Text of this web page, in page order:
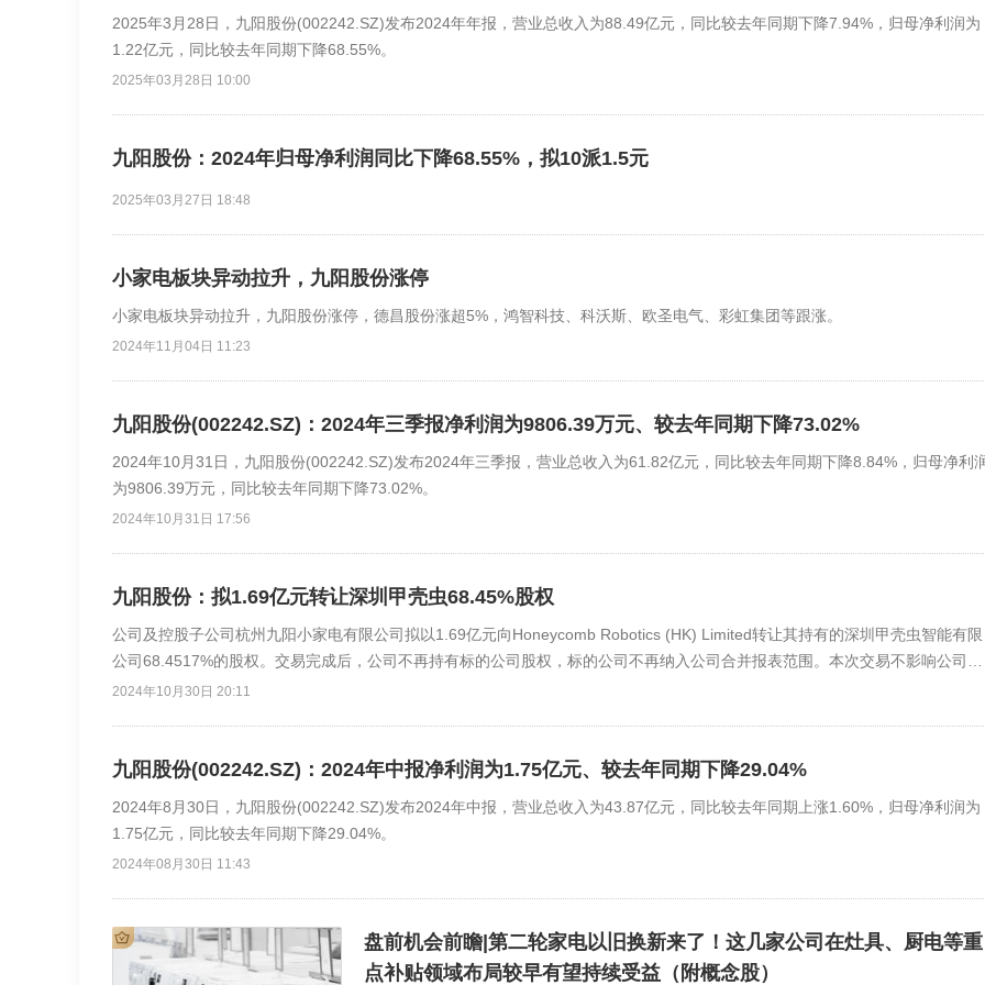
2025年3月28日，九阳股份(002242.SZ)发布2024年年报，营业总收入为88.49亿元，同比较去年同期下降7.94%，归母净利润为
1.22亿元，同比较去年同期下降68.55%。
2025年03月28日 10:00
九阳股份：2024年归母净利润同比下降68.55%，拟10派1.5元
2025年03月27日 18:48
小家电板块异动拉升，九阳股份涨停
小家电板块异动拉升，九阳股份涨停，德昌股份涨超5%，鸿智科技、科沃斯、欧圣电气、彩虹集团等跟涨。
2024年11月04日 11:23
九阳股份(002242.SZ)：2024年三季报净利润为9806.39万元、较去年同期下降73.02%
2024年10月31日，九阳股份(002242.SZ)发布2024年三季报，营业总收入为61.82亿元，同比较去年同期下降8.84%，归母净利
为9806.39万元，同比较去年同期下降73.02%。
2024年10月31日 17:56
九阳股份：拟1.69亿元转让深圳甲壳虫68.45%股权
公司及控股子公司杭州九阳小家电有限公司拟以1.69亿元向Honeycomb Robotics (HK) Limited转让其持有的深圳甲壳虫智能有限
公司68.4517%的股权。交易完成后，公司不再持有标的公司股权，标的公司不再纳入公司合并报表范围。本次交易不影响公司在
清洁小家电领域的继续拓展与布局。
2024年10月30日 20:11
九阳股份(002242.SZ)：2024年中报净利润为1.75亿元、较去年同期下降29.04%
2024年8月30日，九阳股份(002242.SZ)发布2024年中报，营业总收入为43.87亿元，同比较去年同期上涨1.60%，归母净利润为
1.75亿元，同比较去年同期下降29.04%。
2024年08月30日 11:43
盘前机会前瞻|第二轮家电以旧换新来了！这几家公司在灶具、厨电等重
点补贴领域布局较早有望持续受益（附概念股）